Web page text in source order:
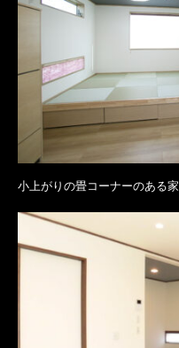
小上がりの畳コーナーのある家